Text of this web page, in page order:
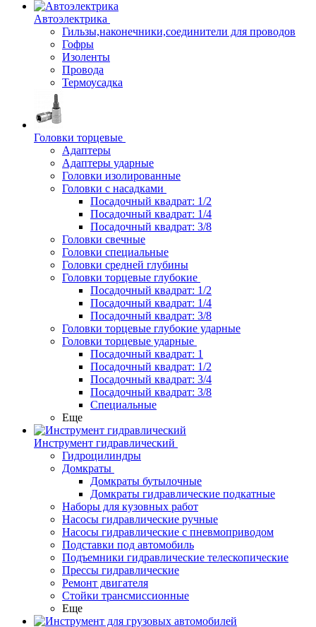
Автоэлектрика
Гильзы,наконечники,соединители для проводов
Гофры
Изоленты
Провода
Термоусадка
Головки торцевые
Адаптеры
Адаптеры ударные
Головки изолированные
Головки с насадками
Посадочный квадрат: 1/2
Посадочный квадрат: 1/4
Посадочный квадрат: 3/8
Головки свечные
Головки специальные
Головки средней глубины
Головки торцевые глубокие
Посадочный квадрат: 1/2
Посадочный квадрат: 1/4
Посадочный квадрат: 3/8
Головки торцевые глубокие ударные
Головки торцевые ударные
Посадочный квадрат: 1
Посадочный квадрат: 1/2
Посадочный квадрат: 3/4
Посадочный квадрат: 3/8
Специальные
Еще
Инструмент гидравлический
Гидроцилиндры
Домкраты
Домкраты бутылочные
Домкраты гидравлические подкатные
Наборы для кузовных работ
Насосы гидравлические ручные
Насосы гидравлические с пневмоприводом
Подставки под автомобиль
Подъемники гидравлические телескопические
Прессы гидравлические
Ремонт двигателя
Стойки трансмиссионные
Еще